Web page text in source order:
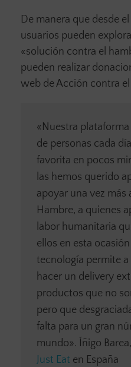
De manera que desde
usuarios pueden
«solución contra el
pueden realizar
web de Acción contra
«Nuestra
de personas cada
favorita en pocos
las hemos querido
apoyar una vez más
Hambre, a quienes
labor humanitaria
ellos en esta
tecnología permite
hacer un delivery
productos que no
pero que
falta para un gran
mundo». Íñigo
Just Eat en España